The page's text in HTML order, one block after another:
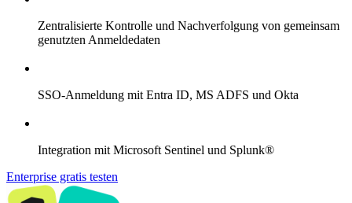
Zentralisierte Kontrolle und Nachverfolgung von gemeinsam
genutzten Anmeldedaten
SSO-Anmeldung mit Entra ID, MS ADFS und Okta
Integration mit Microsoft Sentinel und Splunk®
Enterprise gratis testen